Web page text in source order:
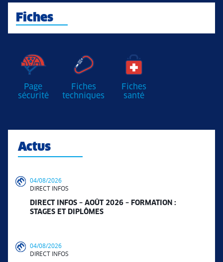
Fiches
Page
sécurité
Fiches
techniques
Fiches
santé
Actus
04/08/2026
DIRECT INFOS
DIRECT INFOS – AOÛT 2026 – FORMATION :
STAGES ET DIPLÔMES
04/08/2026
DIRECT INFOS